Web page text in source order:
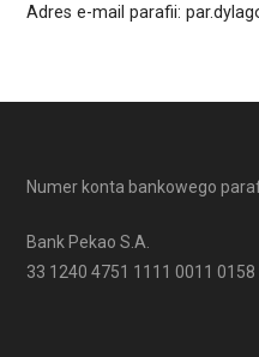
Adres e-mail parafii:
Numer konta bankowego
Bank Pekao S.A.
33 1240 4751 1111 0011